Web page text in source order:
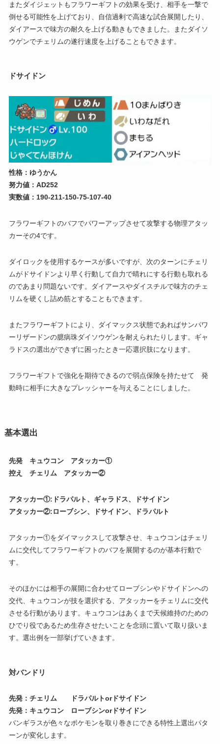
またダイジェットもフラワーギフトの効果を受け、相手を一撃で
倒せる可能性を上げており、自信過剰で高速な試合展開したり、
ダイアースで味方の耐久を上げる動きもできました。またダイソ
ウゲンでチェリムの遂行速度を上げることもできます。
ドサイドン
性格：ゆうかん
努力値：AD252
実数値：190-211-150-75-107-40
フラワーギフトのバフでパワーアップさせて攻撃する物理アタッ
カーその4です。
ダイロックを使用するケースが多いですが、次のターンにチェリ
ムがドサイドンより早く行動して自力で晴れにする行動も取れる
のであまり問題ないです。ダイアースやダイスチルで味方のチェ
リムを硬くし詰め筋とすることもできます。
またフラワーギフトにより、ダイマックス状態であればサンパワ
ーリザードンの臆病珠ダイソウゲンを耐えられたりします。ギャ
ラドスの選出ができずに困ったとき一応選択肢になります。
フラワーギフトで強化を期待できるので弱点保険を持たせて 発
動時に相手に大きなプレッシャーを与えることにしました。
基本選出
先発 キュウコン アタッカー①
控え チェリム アタッカー②
アタッカー①:ドラパルト、ギャラドス、ドサイドン
アタッカー②:ローブシン、ドサイドン、ドラパルト
アタッカー①をダイマックスして攻撃させ、キュウコンはチェリ
ムに交代してフラワーギフトのバフを展開するのが基本行動で
す。
そのほかには相手の展開に合わせてローブシンやドサイドンへの
交代、キュウコンが技を選択する、アタッカーをチェリムに交代
させる行動があります。キュウコンはあくまで天候維持のための
ひでり役であるため生存させたいことを念頭に置いて取り扱いま
す。選出例を一部挙げていきます。
対バンドリ
先発：チェリム ドラパルトorドサイドン
先発：キュウコン ローブシンorドサイドン
バンギラスが色々なポケモンを取り巻きにできる特性上選出パタ
ーンが変化します。